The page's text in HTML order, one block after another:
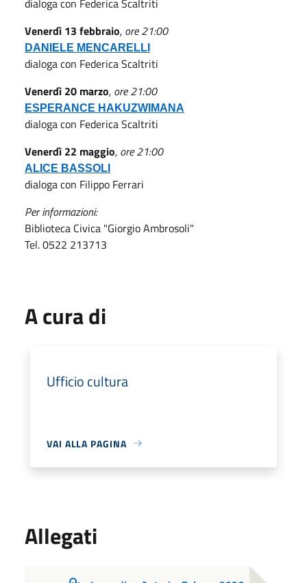
Venerdì 13 febbraio, ore 21:00
DANIELE MENCARELLI
dialoga con Federica Scaltriti
Venerdì 20 marzo, ore 21:00
ESP E RANCE HAKUZWIMANA
dialoga con Federica Scaltriti
Venerdì 22 maggio, ore 21:00
ALICE BASSOLI
dialoga con Filippo Ferrari
Per informazioni:
Biblioteca Civica "Giorgio Ambrosoli"
Tel. 0522 213713
A cura di
Ufficio cultura
VAI ALLA PAGINA
Allegati